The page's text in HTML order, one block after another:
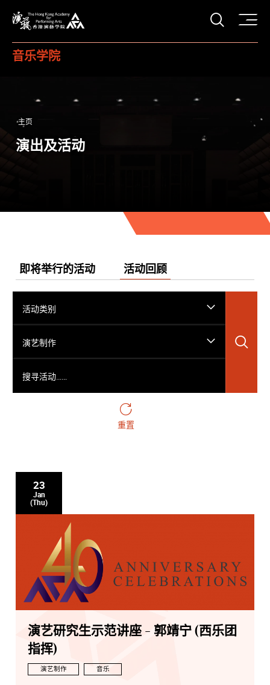
打开
音乐学院
主页
演出及活动
即将举行的活动 活动回顾
活动类别
演艺制作
重置
23
Jan
(Thu)
演艺研究生示范讲座 - 郭靖宁 (西乐团
指挥)
演艺制作 音乐